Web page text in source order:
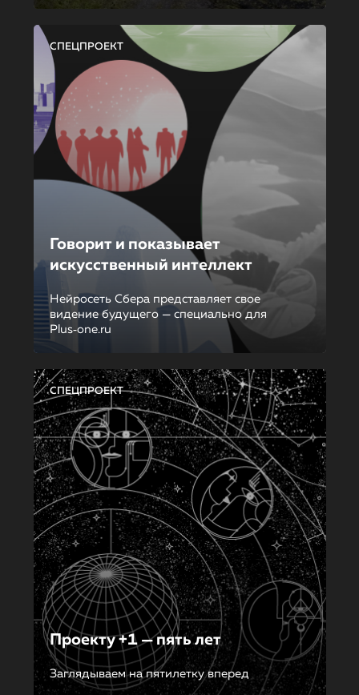
СПЕЦПРОЕКТ
Говорит и показывает
искусственный интеллект
Нейросеть Сбера представляет свое
видение будущего — специально для
Plus‑one.ru
СПЕЦПРОЕКТ
Проекту +1 — пять лет
Заглядываем на пятилетку вперед